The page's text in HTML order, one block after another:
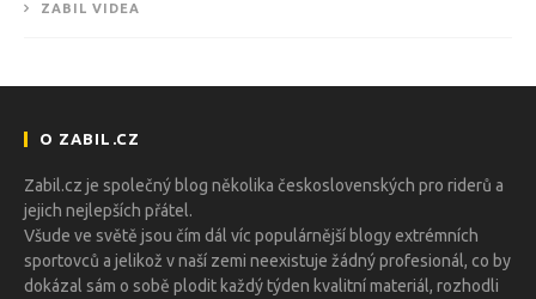
ZABIL VIDEA
O ZABIL.CZ
Zabil.cz je společný blog několika československých pro riderů a
jejich nejlepších přátel.
Všude ve světě jsou čím dál víc populárnější blogy extrémních
sportovců a jelikož v naší zemi neexistuje žádný profesionál, co by
dokázal sám o sobě plodit každý týden kvalitní materiál, rozhodli